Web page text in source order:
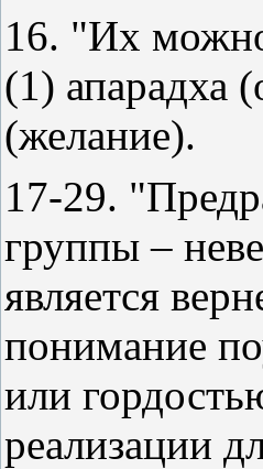
16. "Их
(1) апарадха
(желание).
17-29.
группы –
является
понимание
или
реализации